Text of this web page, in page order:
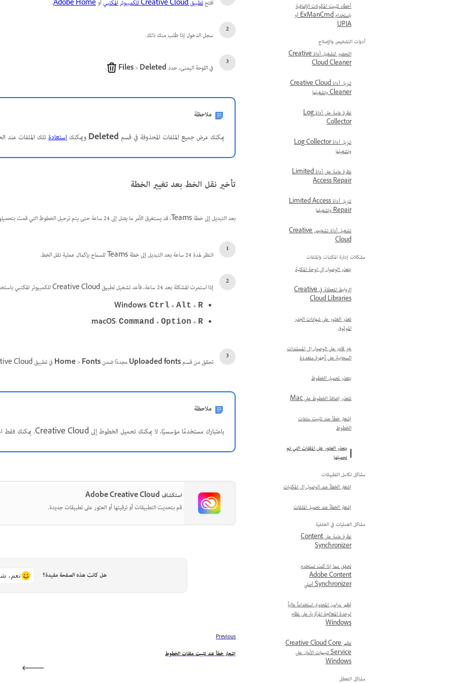
أخطاء تثبيت المكونات الإضافية
باستخدام ExManCmd أو
UPIA
أدوات التشخيص والإصلاح
التحضير لتشغيل أداة Creative
Cloud Cleaner
تنزيل أداة Creative Cloud
Cleaner وتشغيلها
نظرة عامة على أداة Log
Collector
تنزيل أداة Log Collector
وتشغيلها
نظرة عامة على أداة Limited
Access Repair
تنزيل أداة Limited Access
Repair وتشغيلها
تشغيل أداة تشخيص Creative
Cloud
مشكلات إدارة المكتبات والملفات
يتعذر الوصول إلى لوحة المكتبة
الروابط المعطلة في Creative
Cloud Libraries
تعذر العثور على شهادات الجذر
الموثوق
غير قادر على الوصول إلى المستندات
السحابية على أجهزة متعددة
يتعذر تحميل الخطوط
تتعذر إضافة الخطوط على Mac
إشعار خطأ عند تثبيت ملفات
الخطوط
يتعذر العثور على الملفات التي تم
تحميلها
مشاكل تكامل التطبيقات
إشعار الخطأ عند الوصول إلى المكتبات
إشعار الخطأ عند تحميل الملفات
مشاكل العمليات في الخلفية
نظرة عامة على Content
Synchronizer
تحقق مما إذا كنت تستخدم
Adobe Content
Synchronizer أصلي
يُظهر مزامن المحتوى استخداماً عالياً
لوحدة المعالجة المركزية على نظام
Windows
تظهر Creative Cloud Core
Service تنبيهات الأمان على
Windows
مشاكل التعطل
افتحتطبيق Creative Cloud للكمبيوتر المكتبي أوAdobe Home
.
سجل الدخول إذا طلب منك ذلك.
في اللوحة اليمنى، حدد Files>Deleted
.
ملاحظة
يمكنك عرض جميع الملفات المحذوفة في قسمDeletedويمكنكاستعادةتلك الملفات عند
تأخير نقل الخط بعد تغيير الخطة
بعد التبديل إلى خطة Teams، قد يستغرق الأمر ما يصل إلى 24 ساعة حتى يتم ترحيل الخطوط التي قمت بتحميلها بالكامل وظهورها بشكل صحيح في تطبيق Creative Cloud للكمبيوتر المكتبي.
انتظر لمدة 24 ساعة بعد التبديل إلى خطة Teams للسماح بإكمال عملية نقل الخط.
إذا استمرت المشكلة بعد 24 ساعة، فأعد تشغيل تطبيق Creative Cloud للكمبيوتر المكتبي باستخدام اختصارات لوحة المفاتيح التالية:
Windows: Ctrl + Alt + R
macOS: Command + Option + R
تحقق من قسمUploaded fontsمجددًا ضمن Home>Fonts في تطبيق Creative Cloud للكمبيوتر المكتبي.
ملاحظة
باعتبارك مستخدمًا مؤسسيًا، لا يمكنك تحميل الخطوط إلى Creative Cloud. يمكنك فقط استخدام
استكشاف Adobe Creative Cloud
قم بتحديث التطبيقات أو ترقيتها أو العثور على تطبيقات جديدة.
هل كانت هذه الصفحة مفيدة؟ نعم،
Previous
إشعار خطأ عند تثبيت ملفات الخطوط